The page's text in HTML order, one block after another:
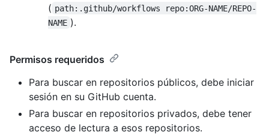
( path:.github/workflows repo:ORG-NAME/REPO-
NAME ).
Permisos requeridos
Para buscar en repositorios públicos, debe iniciar
sesión en su GitHub cuenta.
Para buscar en repositorios privados, debe tener
acceso de lectura a esos repositorios.